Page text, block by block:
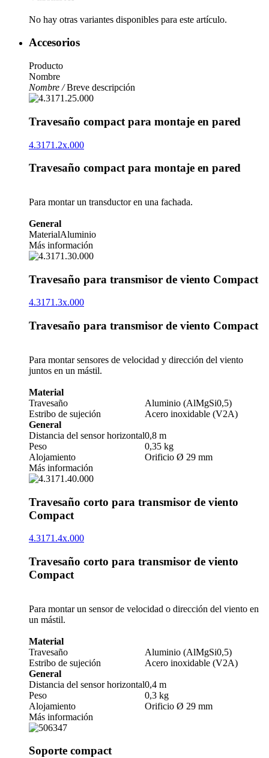
No hay otras variantes disponibles para este artículo.
Accesorios
Producto
Nombre
Nombre /Breve descripción
Travesaño compact para montaje en pared
4.3171.2x.000
Travesaño compact para montaje en pared
Para montar un transductor en una fachada.
General
MaterialAluminio
Más información
Travesaño para transmisor de viento Compact
4.3171.3x.000
Travesaño para transmisor de viento Compact
Para montar sensores de velocidad y dirección del viento
juntos en un mástil.
Material
Travesaño
Aluminio (AlMgSi0,5)
Estribo de sujeción
Acero inoxidable (V2A)
General
Distancia del sensor horizontal0,8 m
Peso
0,35 kg
Alojamiento
Orificio Ø 29 mm
Más información
Travesaño corto para transmisor de viento
Compact
4.3171.4x.000
Travesaño corto para transmisor de viento
Compact
Para montar un sensor de velocidad o dirección del viento en
un mástil.
Material
Travesaño
Aluminio (AlMgSi0,5)
Estribo de sujeción
Acero inoxidable (V2A)
General
Distancia del sensor horizontal0,4 m
Peso
0,3 kg
Alojamiento
Orificio Ø 29 mm
Más información
Soporte compact